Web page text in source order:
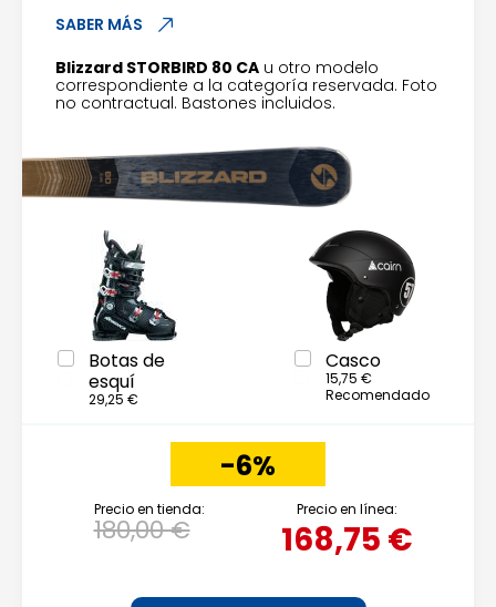
SABER MÁS
Blizzard STORBIRD 80 CA u otro modelo
correspondiente a la categoría reservada. Foto
no contractual. Bastones incluidos.
Botas de
esquí
29,25 €
Casco
15,75 €
Recomendado
-6%
Precio en tienda:
180,00 €
Precio en línea:
168,75 €